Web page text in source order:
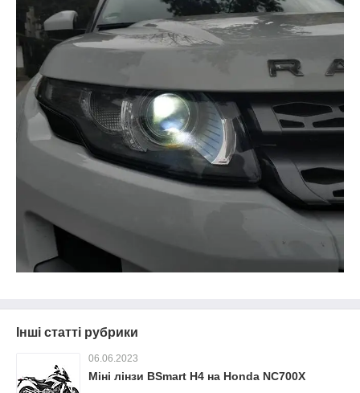
Інші статті рубрики
06.06.2023
Міні лінзи BSmart H4 на Honda NC700X